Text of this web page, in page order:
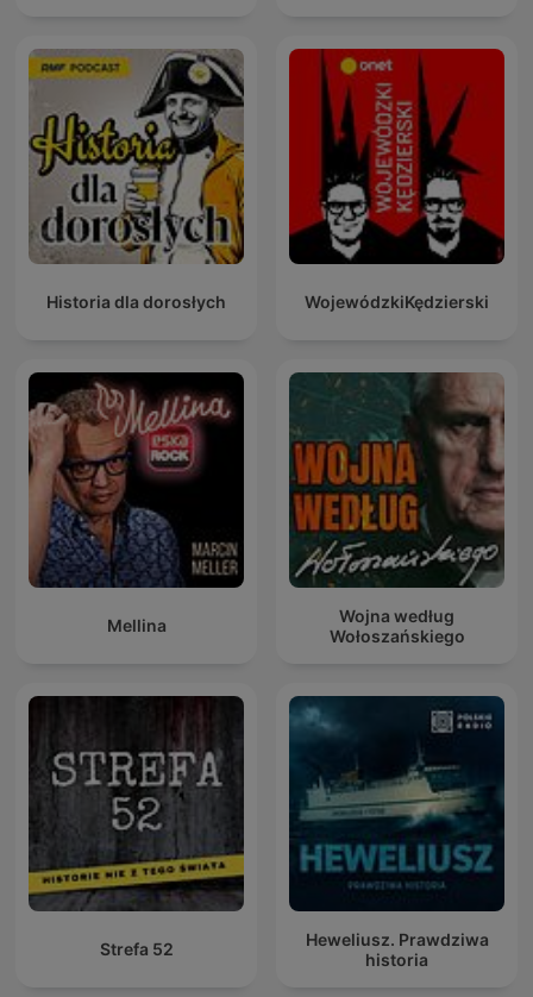
Historia dla dorosłych WojewódzkiKędzierski
Mellina
Wojna według
Wołoszańskiego
Strefa 52
Heweliusz. Prawdziwa
historia